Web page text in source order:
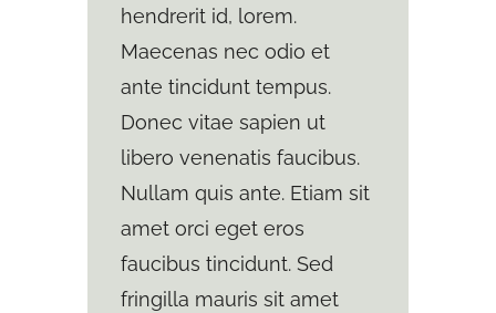
hendrerit id, lorem.
Maecenas nec odio et
ante tincidunt tempus.
Donec vitae sapien ut
libero venenatis faucibus.
Nullam quis ante. Etiam sit
amet orci eget eros
faucibus tincidunt. Sed
fringilla mauris sit amet